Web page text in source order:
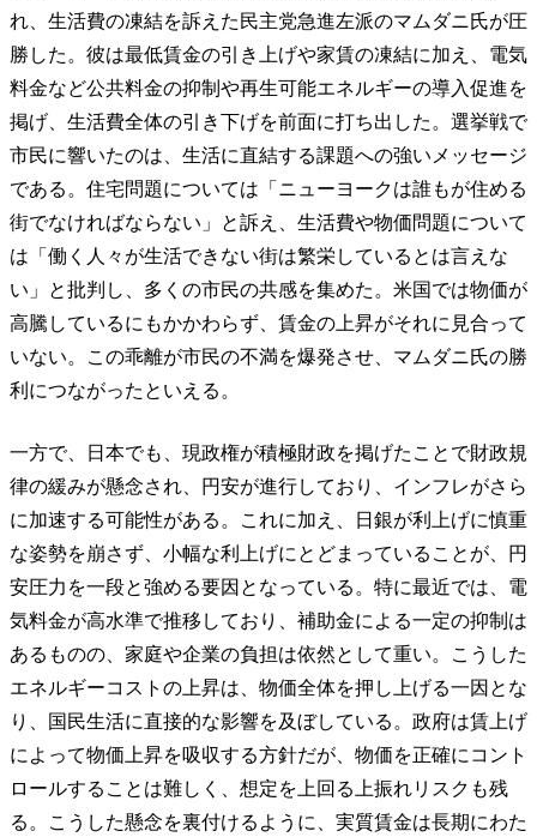
れ、生活費の凍結を訴えた民主党急進左派のマムダニ氏が圧
勝した。彼は最低賃金の引き上げや家賃の凍結に加え、電気
料金など公共料金の抑制や再生可能エネルギーの導入促進を
掲げ、生活費全体の引き下げを前面に打ち出した。選挙戦で
市民に響いたのは、生活に直結する課題への強いメッセージ
である。住宅問題については「ニューヨークは誰もが住める
街でなければならない」と訴え、生活費や物価問題について
は「働く人々が生活できない街は繁栄しているとは言えな
い」と批判し、多くの市民の共感を集めた。米国では物価が
高騰しているにもかかわらず、賃金の上昇がそれに見合って
いない。この乖離が市民の不満を爆発させ、マムダニ氏の勝
利につながったといえる。
一方で、日本でも、現政権が積極財政を掲げたことで財政規
律の緩みが懸念され、円安が進行しており、インフレがさら
に加速する可能性がある。これに加え、日銀が利上げに慎重
な姿勢を崩さず、小幅な利上げにとどまっていることが、円
安圧力を一段と強める要因となっている。特に最近では、電
気料金が高水準で推移しており、補助金による一定の抑制は
あるものの、家庭や企業の負担は依然として重い。こうした
エネルギーコストの上昇は、物価全体を押し上げる一因とな
り、国民生活に直接的な影響を及ぼしている。政府は賃上げ
によって物価上昇を吸収する方針だが、物価を正確にコント
ロールすることは難しく、想定を上回る上振れリスクも残
る。こうした懸念を裏付けるように、実質賃金は長期にわた